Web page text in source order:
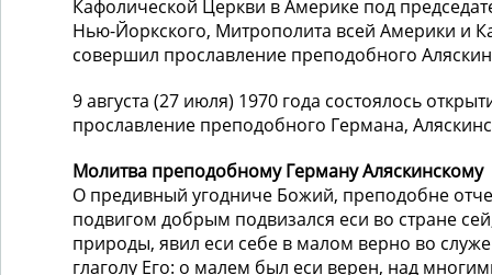
Кафолической Церкви в Америке под
Нью-Йоркского, Митрополита всей Америки и
совершил прославление пре­подобного
9 августа (27 июля) 1970 года состоялось
прославление преподобного Германа,
Молитва преподобному Герману Аляскинскому
О предивный угодниче Божий, преподобне
подвигом добрым подвизался еси во стране
природы, явил еси себе в малом верно во
глаголу Его: о малем был еси верен, над